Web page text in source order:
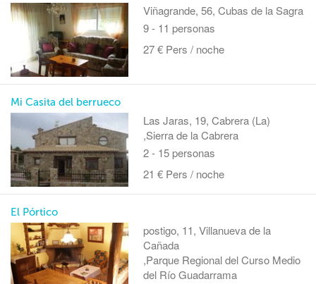
Viñagrande, 56, Cubas de la Sagra
9 - 11 personas
27 € Pers / noche
Mi Casita del berrueco
Las Jaras, 19, Cabrera (La)
,Sierra de la Cabrera
2 - 15 personas
21 € Pers / noche
El Pórtico
postigo, 11, Villanueva de la
Cañada
,Parque Regional del Curso Medio
del Río Guadarrama